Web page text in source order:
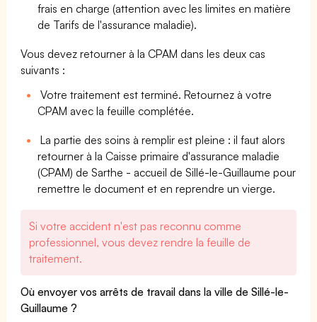
frais en charge (attention avec les limites en matière
de Tarifs de l'assurance maladie).
Vous devez retourner à la CPAM dans les deux cas
suivants :
Votre traitement est terminé. Retournez à votre
CPAM avec la feuille complétée.
La partie des soins à remplir est pleine : il faut alors
retourner à la Caisse primaire d'assurance maladie
(CPAM) de Sarthe - accueil de Sillé-le-Guillaume pour
remettre le document et en reprendre un vierge.
Si votre accident n'est pas reconnu comme
professionnel, vous devez rendre la feuille de
traitement.
Où envoyer vos arrêts de travail dans la ville de Sillé-le-
Guillaume ?